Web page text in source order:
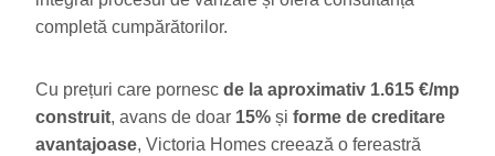
completă cumpărătorilor.
Cu prețuri care pornesc de la aproximativ 1.615 €/mp
construit, avans de doar 15% și forme de creditare
avantajoase, Victoria Homes creează o fereastră